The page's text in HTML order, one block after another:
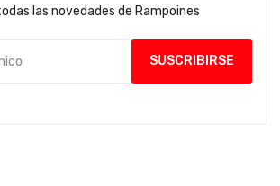
las novedades de Rampoines